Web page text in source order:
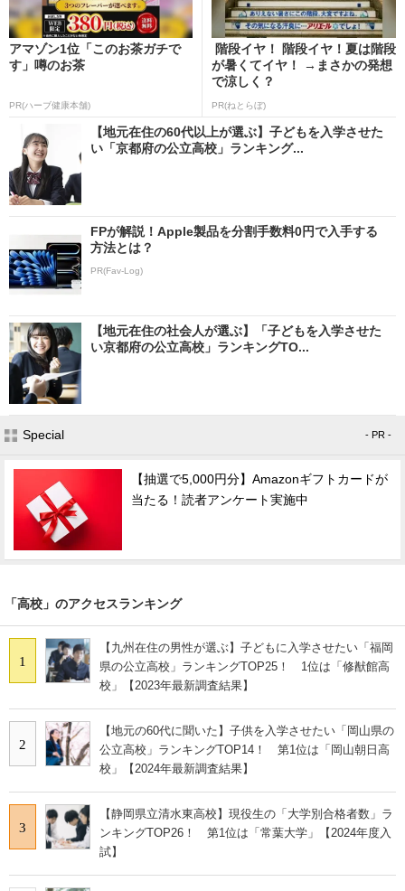
アマゾン1位「このお茶ガチで
す」噂のお茶
PR(ハーブ健康本舗)
階段イヤ！ 階段イヤ！夏は階段
が暑くてイヤ！ →まさかの発想
で涼しく？
PR(ねとらぼ)
【地元在住の60代以上が選ぶ】子どもを入学させた
い「京都府の公立高校」ランキング...
FPが解説！Apple製品を分割手数料0円で入手する
方法とは？
PR(Fav-Log)
【地元在住の社会人が選ぶ】「子どもを入学させた
い京都府の公立高校」ランキングTO...
Special - PR -
【抽選で5,000円分】Amazonギフトカードが
当たる！読者アンケート実施中
「高校」のアクセスランキング
1
【九州在住の男性が選ぶ】子どもに入学させたい「福岡
県の公立高校」ランキングTOP25！ 1位は「修猷館高
校」【2023年最新調査結果】
2
【地元の60代に聞いた】子供を入学させたい「岡山県の
公立高校」ランキングTOP14！ 第1位は「岡山朝日高
校」【2024年最新調査結果】
3
【静岡県立清水東高校】現役生の「大学別合格者数」ラ
ンキングTOP26！ 第1位は「常葉大学」【2024年度入
試】